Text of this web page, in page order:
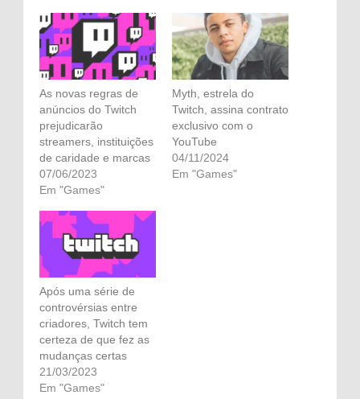
As novas regras de
anúncios do Twitch
prejudicarão
streamers, instituições
de caridade e marcas
07/06/2023
Em "Games"
Myth, estrela do
Twitch, assina contrato
exclusivo com o
YouTube
04/11/2024
Em "Games"
Após uma série de
controvérsias entre
criadores, Twitch tem
certeza de que fez as
mudanças certas
21/03/2023
Em "Games"